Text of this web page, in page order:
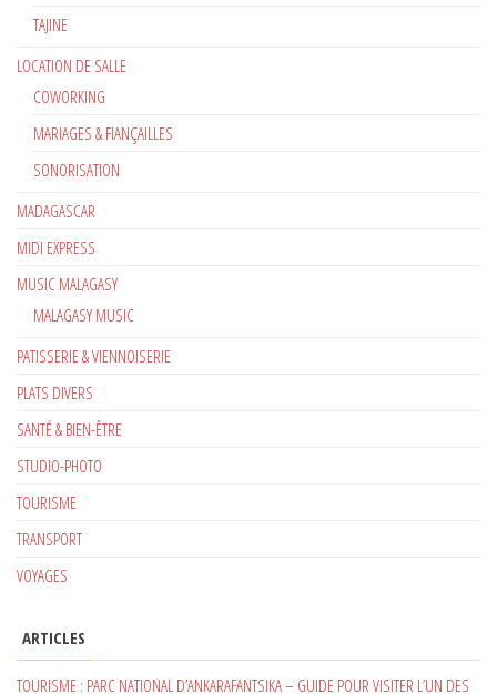
TAJINE
LOCATION DE SALLE
COWORKING
MARIAGES & FIANÇAILLES
SONORISATION
MADAGASCAR
MIDI EXPRESS
MUSIC MALAGASY
MALAGASY MUSIC
PATISSERIE & VIENNOISERIE
PLATS DIVERS
SANTÉ & BIEN-ÊTRE
STUDIO-PHOTO
TOURISME
TRANSPORT
VOYAGES
ARTICLES
TOURISME : PARC NATIONAL D’ANKARAFANTSIKA – GUIDE POUR VISITER L’UN DES